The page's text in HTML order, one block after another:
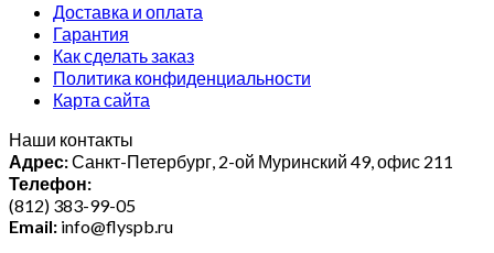
Доставка и оплата
Гарантия
Как сделать заказ
Политика конфиденциальности
Карта сайта
Наши контакты
Адрес:Санкт-Петербург, 2-ой Муринский 49, офис 211
Телефон:
(812) 383-99-05
Email: info@flyspb.ru